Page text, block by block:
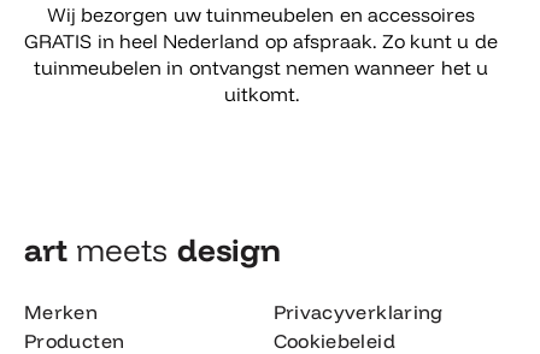
Wij bezorgen uw tuinmeubelen en accessoires
GRATIS in heel Nederland op afspraak. Zo kunt u de
tuinmeubelen in ontvangst nemen wanneer het u
uitkomt.
art meets design​
Merken
Producten
Privacyverklaring
Cookiebeleid